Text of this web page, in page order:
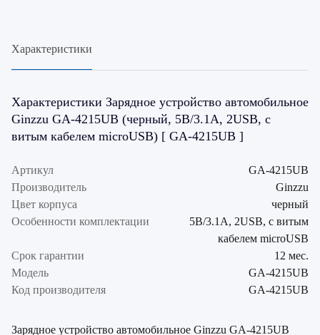
Характеристики
Характеристики Зарядное устройство автомобильное
Ginzzu GA-4215UB (черный, 5В/3.1A, 2USB, с
витым кабелем microUSB) [ GA-4215UB ]
Артикул
GA-4215UB
Производитель
Ginzzu
Цвет корпуса
черный
Особенности комплектации
5В/3.1A, 2USB, с витым
кабелем microUSB
Срок гарантии
12 мес.
Модель
GA-4215UB
Код производителя
GA-4215UB
Зарядное устройство автомобильное Ginzzu GA-4215UB